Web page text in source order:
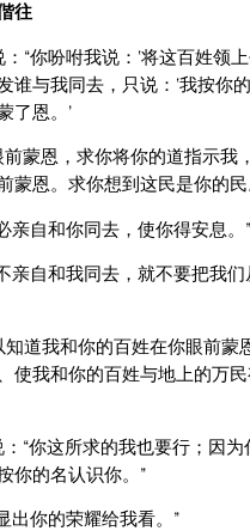
往
“你吩咐我说：‘将这百姓领
谁与我同去，只说：‘我按你
了恩。’
蒙恩，求你将你的道指示我
蒙恩。求你想到这民是你的民
亲自和你同去，使你得安息。”
亲自和我同去，就不要把我
知道我和你的百姓在你眼前蒙
使我和你的百姓与地上的万
“你这所求的我也要行；因为
你的名认识你。”
出你的荣耀给我看。”